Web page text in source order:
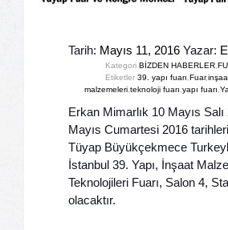
Tarih: Mayıs 11, 2016 Yazar:
Kategori BİZDEN HABERLER,
Etiketler 39. yapı fuarı Fuar,
malzemeleri, teknoloji fuarı yapı fuarı
Erkan Mimarlık 10 Mayıs
Mayıs Cumartesi 2016
Tüyap Büyükçekmece
İstanbul 39. Yapı, İnşaat
Teknolojileri Fuarı, Salon 4,
olacaktır.